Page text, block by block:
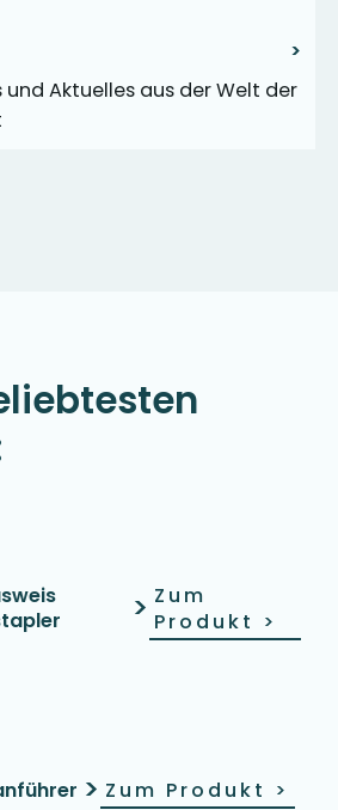
>
und Aktuelles aus der Welt der
> Zum
Produkt >
> Zum Produkt >